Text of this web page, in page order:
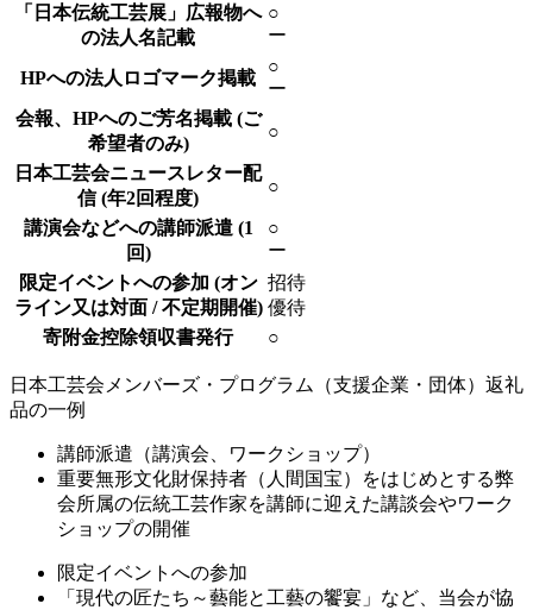
「日本伝統工芸展」広報物へ
の法人名記載
○
ー
HPへの法人ロゴマーク掲載
○
ー
会報、HPへのご芳名掲載 (ご
希望者のみ)
○
日本工芸会ニュースレター配
信(年2回程度)
○
講演会などへの講師派遣 (1
回)
○
ー
限定イベントへの参加 (オン
ライン又は対面 / 不定期開催)
招待
優待
寄附金控除領収書発行
○
日本工芸会メンバーズ・プログラム（支援企業・団体）返礼
品の一例
講師派遣（講演会、ワークショップ）
重要無形文化財保持者（人間国宝）をはじめとする弊
会所属の伝統工芸作家を講師に迎えた講談会やワーク
ショップの開催
限定イベントへの参加
「現代の匠たち～藝能と工藝の饗宴」など、当会が協